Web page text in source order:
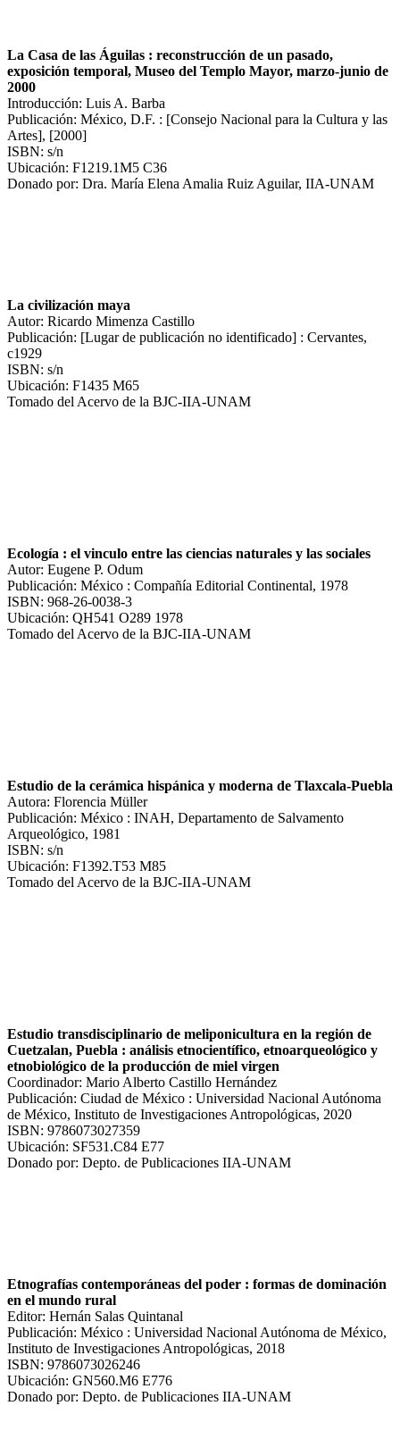
La Casa de las Águilas : reconstrucción de un pasado,
exposición temporal, Museo del Templo Mayor, marzo-junio de
2000
Introducción: Luis A. Barba
Publicación: México, D.F. : [Consejo Nacional para la Cultura y las
Artes], [2000]
ISBN: s/n
Ubicación: F1219.1M5 C36
Donado por: Dra. María Elena Amalia Ruiz Aguilar, IIA-UNAM
La civilización maya
Autor: Ricardo Mimenza Castillo
Publicación: [Lugar de publicación no identificado] : Cervantes,
c1929
ISBN: s/n
Ubicación: F1435 M65
Tomado del Acervo de la BJC-IIA-UNAM
Ecología : el vinculo entre las ciencias naturales y las sociales
Autor: Eugene P. Odum
Publicación: México : Compañía Editorial Continental, 1978
ISBN: 968-26-0038-3
Ubicación: QH541 O289 1978
Tomado del Acervo de la BJC-IIA-UNAM
Estudio de la cerámica hispánica y moderna de Tlaxcala-Puebla
Autora: Florencia Müller
Publicación: México : INAH, Departamento de Salvamento
Arqueológico, 1981
ISBN: s/n
Ubicación: F1392.T53 M85
Tomado del Acervo de la BJC-IIA-UNAM
Estudio transdisciplinario de meliponicultura en la región de
Cuetzalan, Puebla : análisis etnocientífico, etnoarqueológico y
etnobiológico de la producción de miel virgen
Coordinador: Mario Alberto Castillo Hernández
Publicación: Ciudad de México : Universidad Nacional Autónoma
de México, Instituto de Investigaciones Antropológicas, 2020
ISBN: 9786073027359
Ubicación: SF531.C84 E77
Donado por: Depto. de Publicaciones IIA-UNAM
Etnografías contemporáneas del poder : formas de dominación
en el mundo rural
Editor: Hernán Salas Quintanal
Publicación: México : Universidad Nacional Autónoma de México,
Instituto de Investigaciones Antropológicas, 2018
ISBN: 9786073026246
Ubicación: GN560.M6 E776
Donado por: Depto. de Publicaciones IIA-UNAM